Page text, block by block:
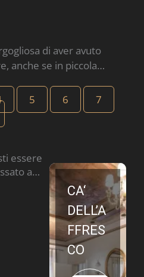
di aver avuto
anche se in piccola…
5 6
7
essere
a…
CA‘
DELL’A
FFRES
CO